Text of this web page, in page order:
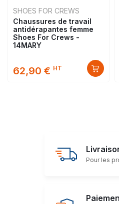
SHOES FOR CREWS
Chaussures de travail
antidérapantes femme
Shoes For Crews -
14MARY
62,90 € HT
Pour les